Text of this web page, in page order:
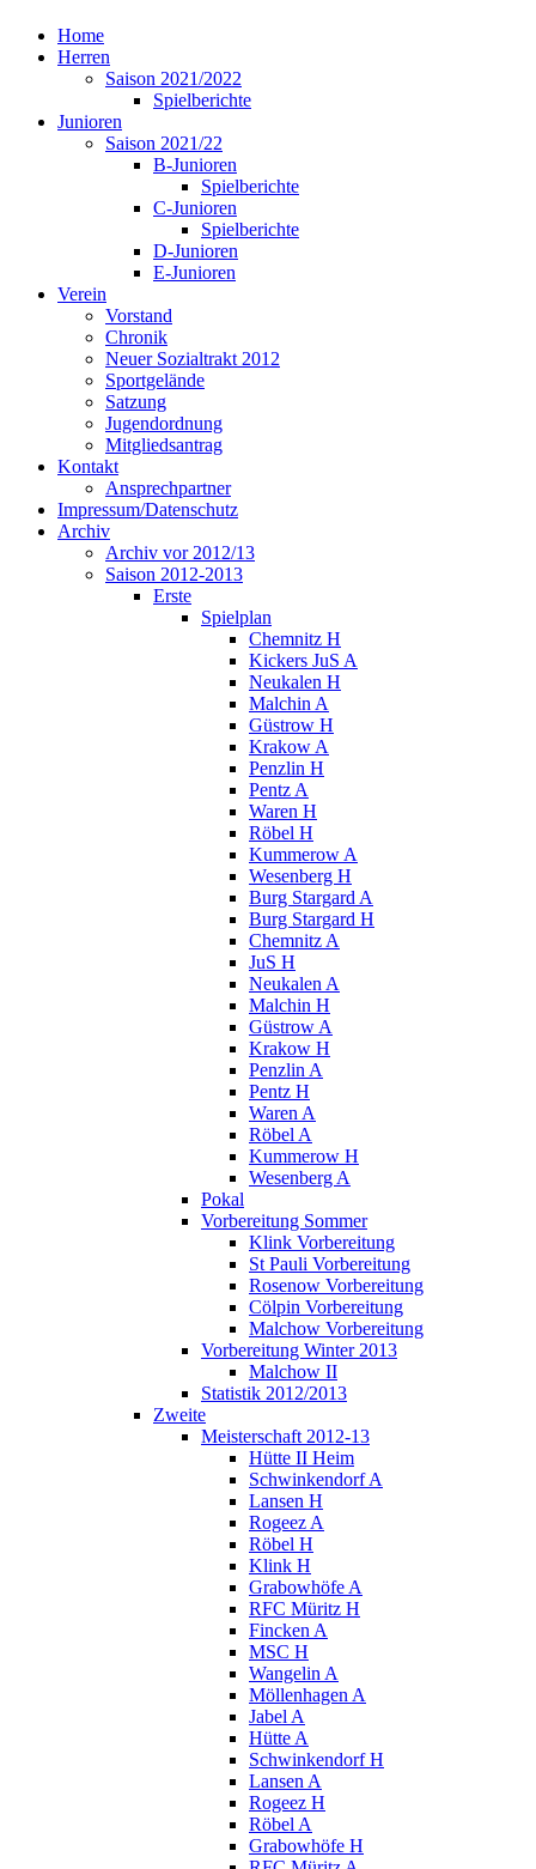
Home
Herren
Saison 2021/2022
Spielberichte
Junioren
Saison 2021/22
B-Junioren
Spielberichte
C-Junioren
Spielberichte
D-Junioren
E-Junioren
Verein
Vorstand
Chronik
Neuer Sozialtrakt 2012
Sportgelände
Satzung
Jugendordnung
Mitgliedsantrag
Kontakt
Ansprechpartner
Impressum/Datenschutz
Archiv
Archiv vor 2012/13
Saison 2012-2013
Erste
Spielplan
Chemnitz H
Kickers JuS A
Neukalen H
Malchin A
Güstrow H
Krakow A
Penzlin H
Pentz A
Waren H
Röbel H
Kummerow A
Wesenberg H
Burg Stargard A
Burg Stargard H
Chemnitz A
JuS H
Neukalen A
Malchin H
Güstrow A
Krakow H
Penzlin A
Pentz H
Waren A
Röbel A
Kummerow H
Wesenberg A
Pokal
Vorbereitung Sommer
Klink Vorbereitung
St Pauli Vorbereitung
Rosenow Vorbereitung
Cölpin Vorbereitung
Malchow Vorbereitung
Vorbereitung Winter 2013
Malchow II
Statistik 2012/2013
Zweite
Meisterschaft 2012-13
Hütte II Heim
Schwinkendorf A
Lansen H
Rogeez A
Röbel H
Klink H
Grabowhöfe A
RFC Müritz H
Fincken A
MSC H
Wangelin A
Möllenhagen A
Jabel A
Hütte A
Schwinkendorf H
Lansen A
Rogeez H
Röbel A
Grabowhöfe H